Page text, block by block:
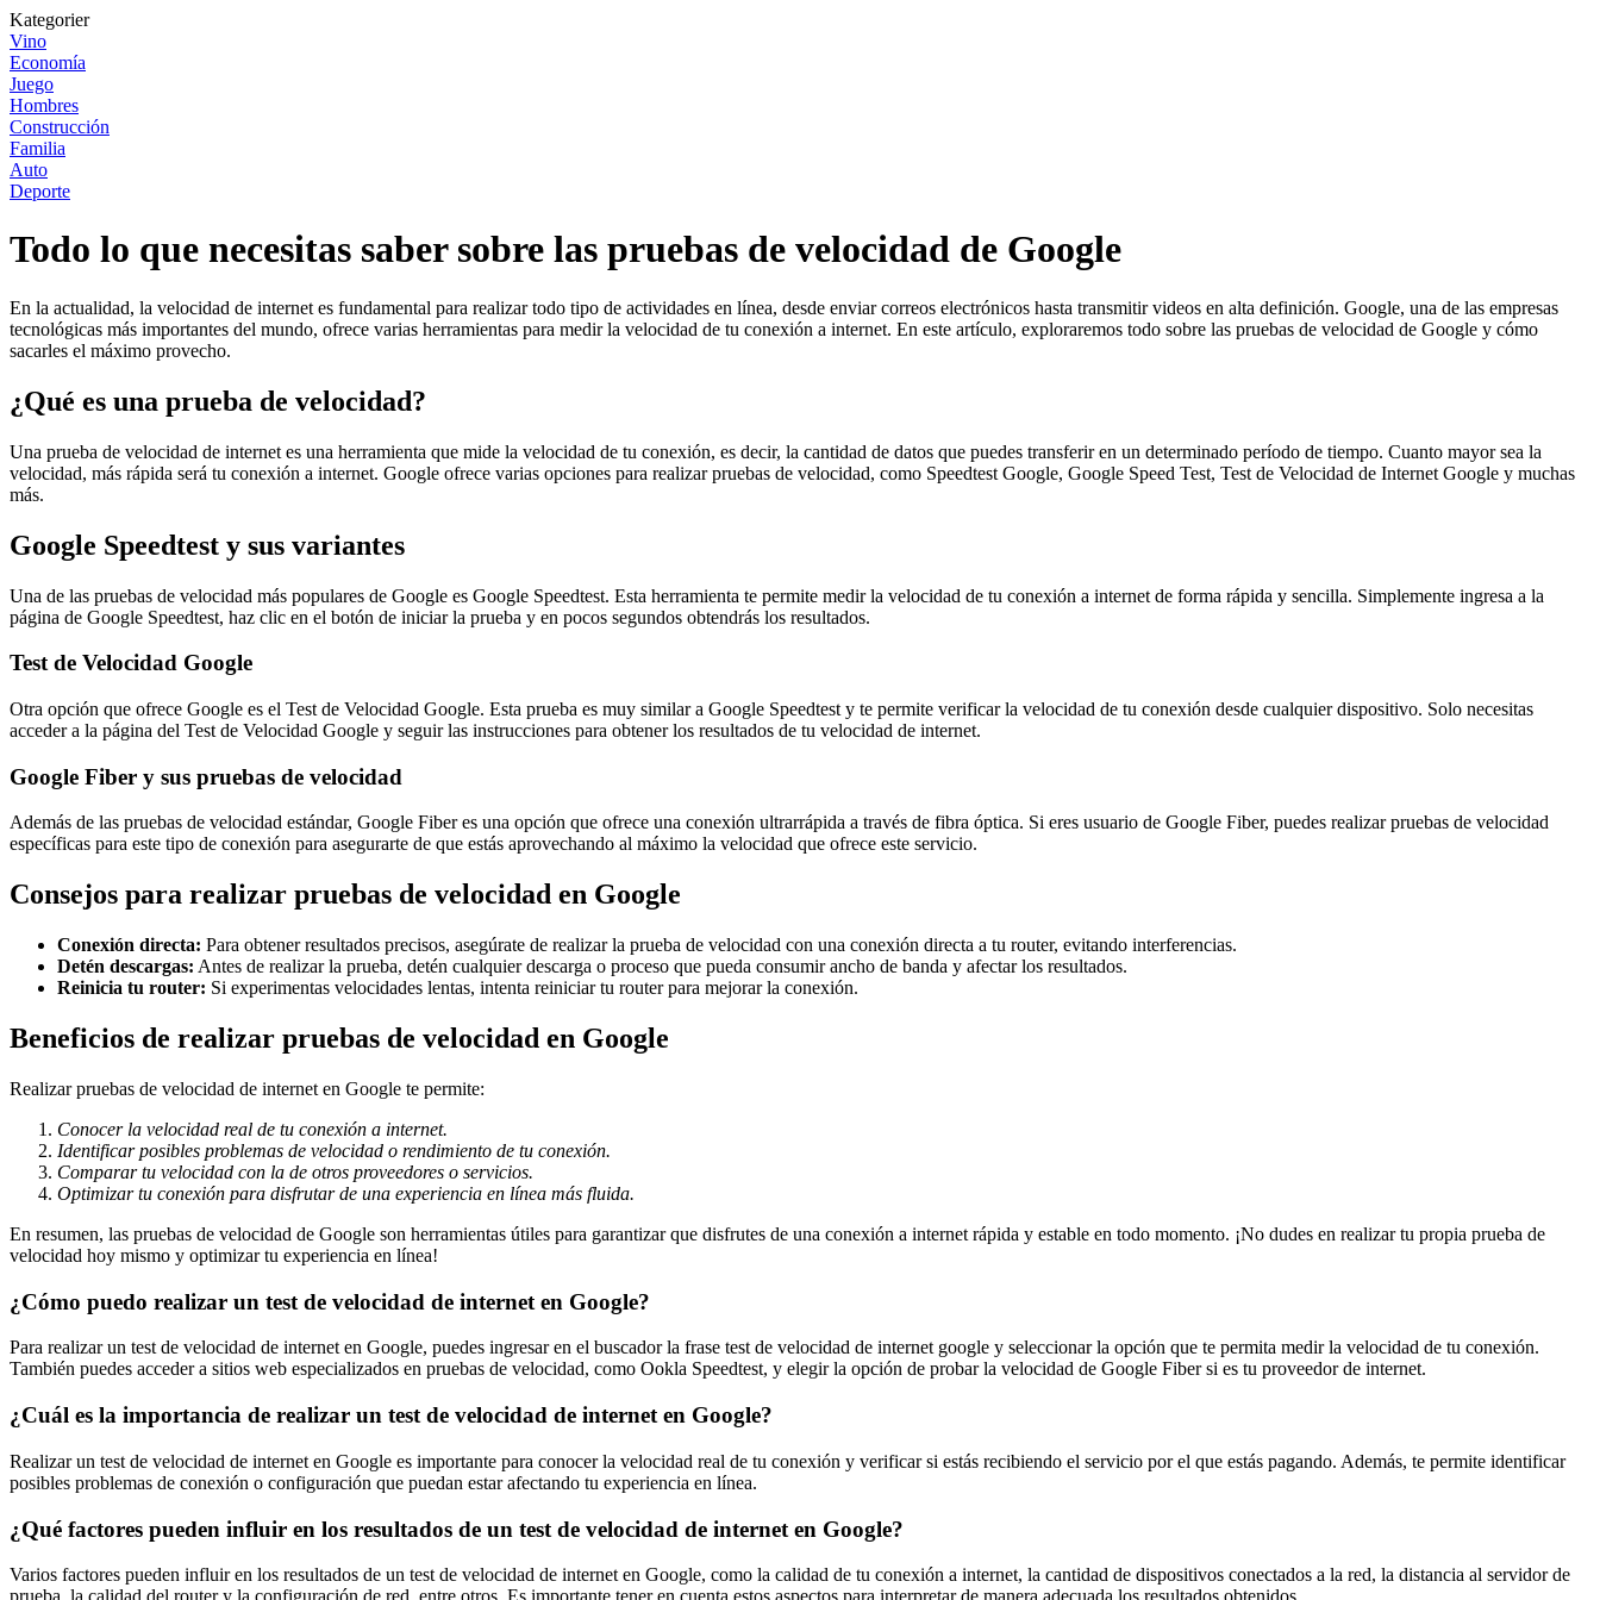
Kategorier
Vino
Economía
Juego
Hombres
Construcción
Familia
Auto
Deporte
Todo lo que necesitas saber sobre las pruebas de velocidad de Google
En la actualidad, la velocidad de internet es fundamental para realizar todo tipo de actividades en línea, desde enviar correos electrónicos hasta transmitir videos en alta definición. Google, una de las empresas
tecnológicas más importantes del mundo, ofrece varias herramientas para medir la velocidad de tu conexión a internet. En este artículo, exploraremos todo sobre las pruebas de velocidad de Google y cómo
sacarles el máximo provecho.
¿Qué es una prueba de velocidad?
Una prueba de velocidad de internet es una herramienta que mide la velocidad de tu conexión, es decir, la cantidad de datos que puedes transferir en un determinado período de tiempo. Cuanto mayor sea la
velocidad, más rápida será tu conexión a internet. Google ofrece varias opciones para realizar pruebas de velocidad, como Speedtest Google, Google Speed Test, Test de Velocidad de Internet Google y muchas
más.
Google Speedtest y sus variantes
Una de las pruebas de velocidad más populares de Google es Google Speedtest. Esta herramienta te permite medir la velocidad de tu conexión a internet de forma rápida y sencilla. Simplemente ingresa a la
página de Google Speedtest, haz clic en el botón de iniciar la prueba y en pocos segundos obtendrás los resultados.
Test de Velocidad Google
Otra opción que ofrece Google es el Test de Velocidad Google. Esta prueba es muy similar a Google Speedtest y te permite verificar la velocidad de tu conexión desde cualquier dispositivo. Solo necesitas
acceder a la página del Test de Velocidad Google y seguir las instrucciones para obtener los resultados de tu velocidad de internet.
Google Fiber y sus pruebas de velocidad
Además de las pruebas de velocidad estándar, Google Fiber es una opción que ofrece una conexión ultrarrápida a través de fibra óptica. Si eres usuario de Google Fiber, puedes realizar pruebas de velocidad
específicas para este tipo de conexión para asegurarte de que estás aprovechando al máximo la velocidad que ofrece este servicio.
Consejos para realizar pruebas de velocidad en Google
Conexión directa: Para obtener resultados precisos, asegúrate de realizar la prueba de velocidad con una conexión directa a tu router, evitando interferencias.
Detén descargas: Antes de realizar la prueba, detén cualquier descarga o proceso que pueda consumir ancho de banda y afectar los resultados.
Reinicia tu router: Si experimentas velocidades lentas, intenta reiniciar tu router para mejorar la conexión.
Beneficios de realizar pruebas de velocidad en Google
Realizar pruebas de velocidad de internet en Google te permite:
Conocer la velocidad real de tu conexión a internet.
Identificar posibles problemas de velocidad o rendimiento de tu conexión.
Comparar tu velocidad con la de otros proveedores o servicios.
Optimizar tu conexión para disfrutar de una experiencia en línea más fluida.
En resumen, las pruebas de velocidad de Google son herramientas útiles para garantizar que disfrutes de una conexión a internet rápida y estable en todo momento. ¡No dudes en realizar tu propia prueba de
velocidad hoy mismo y optimizar tu experiencia en línea!
¿Cómo puedo realizar un test de velocidad de internet en Google?
Para realizar un test de velocidad de internet en Google, puedes ingresar en el buscador la frase test de velocidad de internet google y seleccionar la opción que te permita medir la velocidad de tu conexión.
También puedes acceder a sitios web especializados en pruebas de velocidad, como Ookla Speedtest, y elegir la opción de probar la velocidad de Google Fiber si es tu proveedor de internet.
¿Cuál es la importancia de realizar un test de velocidad de internet en Google?
Realizar un test de velocidad de internet en Google es importante para conocer la velocidad real de tu conexión y verificar si estás recibiendo el servicio por el que estás pagando. Además, te permite identificar
posibles problemas de conexión o configuración que puedan estar afectando tu experiencia en línea.
¿Qué factores pueden influir en los resultados de un test de velocidad de internet en Google?
Varios factores pueden influir en los resultados de un test de velocidad de internet en Google, como la calidad de tu conexión a internet, la cantidad de dispositivos conectados a la red, la distancia al servidor de